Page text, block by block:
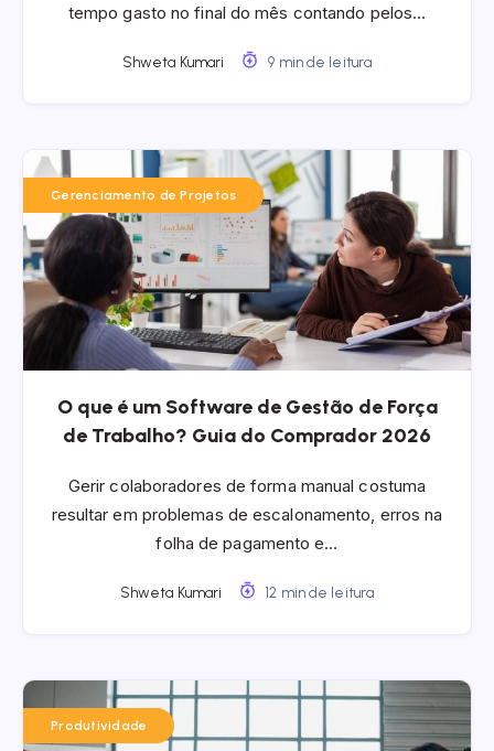
tempo gasto no final do mês contando pelos…
Shweta Kumari 9 min de leitura
Gerenciamento de Projetos
O que é um Software de Gestão de Força
de Trabalho? Guia do Comprador 2026
Gerir colaboradores de forma manual costuma
resultar em problemas de escalonamento, erros na
folha de pagamento e…
Shweta Kumari 12 min de leitura
Produtividade